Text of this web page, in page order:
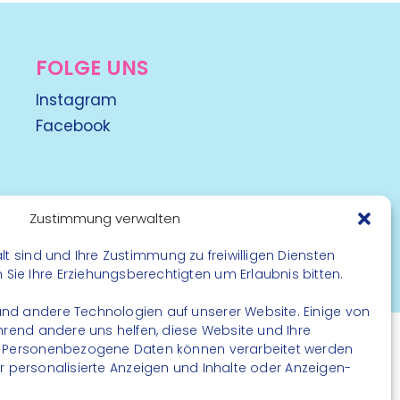
Zustimmung verwalten
sind und Ihre Zustimmung zu freiwilligen Diensten
Ihre Erziehungsberechtigten um Erlaubnis bitten.
andere Technologien auf unserer Website. Einige von
andere uns helfen, diese Website und Ihre
Daten können verarbeitet werden
personalisierte Anzeigen und Inhalte oder Anzeigen-
FOLGE UNS
Instagram
Facebook